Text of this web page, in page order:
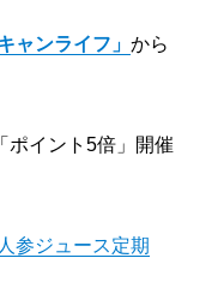
ャンライフ」から
ポイント5倍」開催
人参ジュース定期